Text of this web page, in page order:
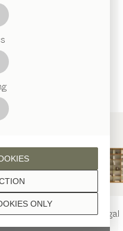
ONLY
Stuhl filignoRegal